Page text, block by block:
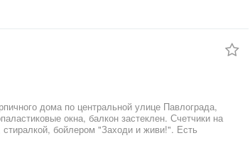
). Всё это остаётся для комфортного проживания.
порядок и красота, есть своя автостоянка
всё необходимое: магазины, рынки,банки,школы,
уютный двор с детской площадкой. Документы
дома по центральной улице Павлограда,
окна, балкон застеклен. Счетчики на
бойлером "Заходи и живи!". Есть